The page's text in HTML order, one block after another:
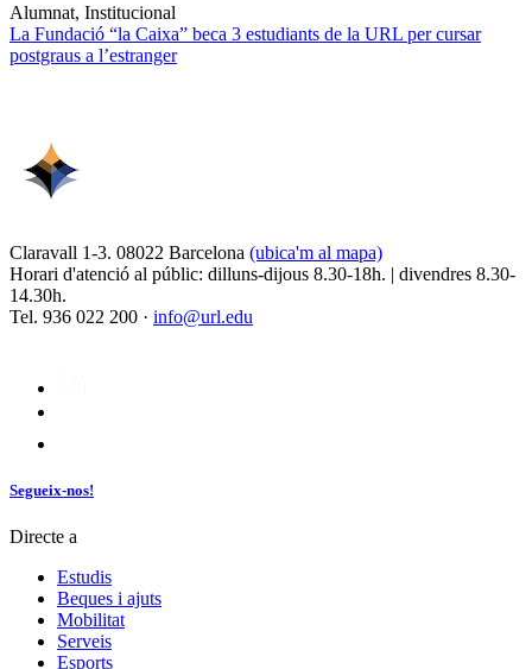
Alumnat, Institucional
La Fundació “la Caixa” beca 3 estudiants de la URL per cursar
postgraus a l’estranger
Claravall 1-3. 08022 Barcelona (ubica'm al mapa)
Horari d'atenció al públic: dilluns-dijous 8.30-18h. | divendres 8.30-
14.30h.
Tel. 936 022 200 · info@url.edu
Segueix-nos!
Directe a
Estudis
Beques i ajuts
Mobilitat
Serveis
Esports